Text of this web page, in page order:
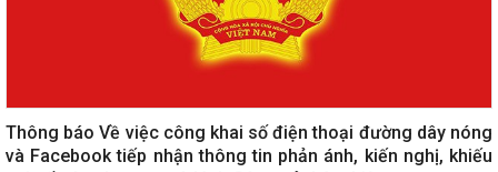
Thông báo Về việc công khai số điện thoại đường dây nóng
và Facebook tiếp nhận thông tin phản ánh, kiến nghị, khiếu